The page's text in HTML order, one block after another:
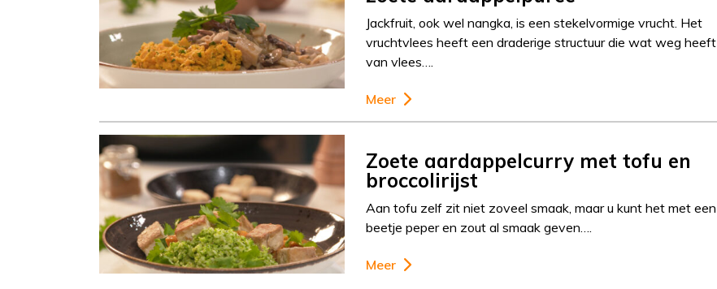
Jackfruit, ook wel nangka, is een stekelvormige vrucht. Het
vruchtvlees heeft een draderige structuur die wat weg heeft
van vlees….
Meer
Zoete aardappelcurry met tofu en
broccolirijst
Aan tofu zelf zit niet zoveel smaak, maar u kunt het met een
beetje peper en zout al smaak geven….
Meer